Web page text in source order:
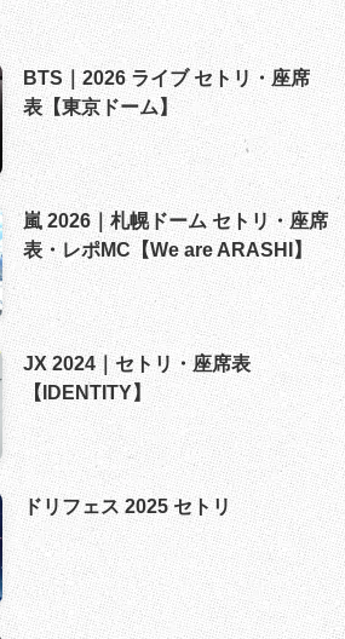
BTS｜2026 ライブ セトリ・座席
表【東京ドーム】
嵐 2026｜札幌ドーム セトリ・座席
表・レポMC【We are ARASHI】
JX 2024｜セトリ・座席表
【IDENTITY】
ドリフェス 2025 セトリ